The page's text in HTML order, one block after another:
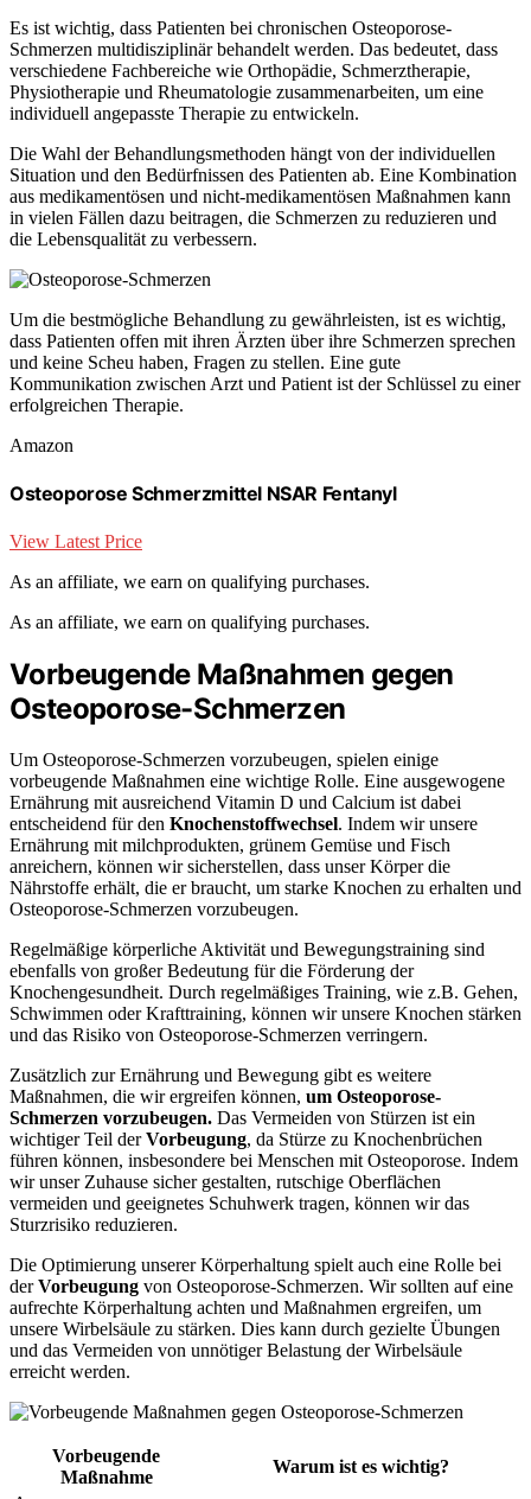
Es ist wichtig, dass Patienten bei chronischen Osteoporose-
Schmerzen multidisziplinär behandelt werden. Das bedeutet, dass
verschiedene Fachbereiche wie Orthopädie, Schmerztherapie,
Physiotherapie und Rheumatologie zusammenarbeiten, um eine
individuell angepasste Therapie zu entwickeln.
Die Wahl der Behandlungsmethoden hängt von der individuellen
Situation und den Bedürfnissen des Patienten ab. Eine Kombination
aus medikamentösen und nicht-medikamentösen Maßnahmen kann
in vielen Fällen dazu beitragen, die Schmerzen zu reduzieren und
die Lebensqualität zu verbessern.
Um die bestmögliche Behandlung zu gewährleisten, ist es wichtig,
dass Patienten offen mit ihren Ärzten über ihre Schmerzen sprechen
und keine Scheu haben, Fragen zu stellen. Eine gute
Kommunikation zwischen Arzt und Patient ist der Schlüssel zu einer
erfolgreichen Therapie.
Amazon
Osteoporose Schmerzmittel NSAR Fentanyl
View Latest Price
As an affiliate, we earn on qualifying purchases.
As an affiliate, we earn on qualifying purchases.
Vorbeugende Maßnahmen gegen
Osteoporose-Schmerzen
Um Osteoporose-Schmerzen vorzubeugen, spielen einige
vorbeugende Maßnahmen eine wichtige Rolle. Eine ausgewogene
Ernährung mit ausreichend Vitamin D und Calcium ist dabei
entscheidend für den Knochenstoffwechsel. Indem wir unsere
Ernährung mit milchprodukten, grünem Gemüse und Fisch
anreichern, können wir sicherstellen, dass unser Körper die
Nährstoffe erhält, die er braucht, um starke Knochen zu erhalten und
Osteoporose-Schmerzen vorzubeugen.
Regelmäßige körperliche Aktivität und Bewegungstraining sind
ebenfalls von großer Bedeutung für die Förderung der
Knochengesundheit. Durch regelmäßiges Training, wie z.B. Gehen,
Schwimmen oder Krafttraining, können wir unsere Knochen stärken
und das Risiko von Osteoporose-Schmerzen verringern.
Zusätzlich zur Ernährung und Bewegung gibt es weitere
Maßnahmen, die wir ergreifen können, um Osteoporose-
Schmerzen vorzubeugen. Das Vermeiden von Stürzen ist ein
wichtiger Teil derVorbeugung, da Stürze zu Knochenbrüchen
führen können, insbesondere bei Menschen mit Osteoporose. Indem
wir unser Zuhause sicher gestalten, rutschige Oberflächen
vermeiden und geeignetes Schuhwerk tragen, können wir das
Sturzrisiko reduzieren.
Die Optimierung unserer Körperhaltung spielt auch eine Rolle bei
derVorbeugung von Osteoporose-Schmerzen. Wir sollten auf eine
aufrechte Körperhaltung achten und Maßnahmen ergreifen, um
unsere Wirbelsäule zu stärken. Dies kann durch gezielte Übungen
und das Vermeiden von unnötiger Belastung der Wirbelsäule
erreicht werden.
Vorbeugende
Maßnahme
Warum ist es wichtig?